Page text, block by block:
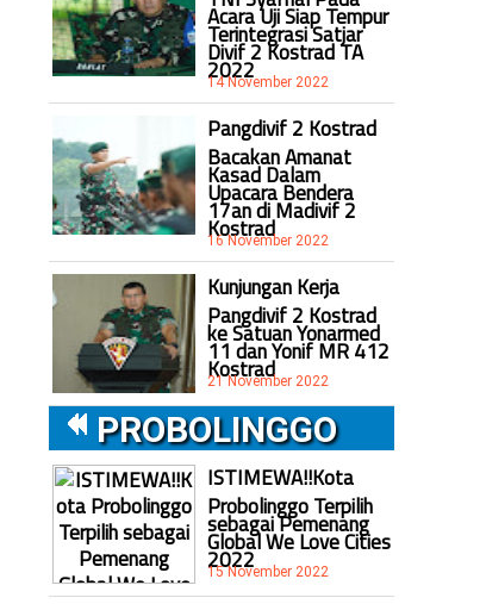
Acara Uji Siap Tempur
Terintegrasi Satjar
Divif 2 Kostrad TA
2022
14 November 2022
Pangdivif 2 Kostrad
Bacakan Amanat
Kasad Dalam
Upacara Bendera
17an di Madivif 2
Kostrad
16 November 2022
Kunjungan Kerja
Pangdivif 2 Kostrad
ke Satuan Yonarmed
11 dan Yonif MR 412
Kostrad
21 November 2022
PROBOLINGGO
ISTIMEWA!!Kota
Probolinggo Terpilih
sebagai Pemenang
Global We Love Cities
2022
15 November 2022